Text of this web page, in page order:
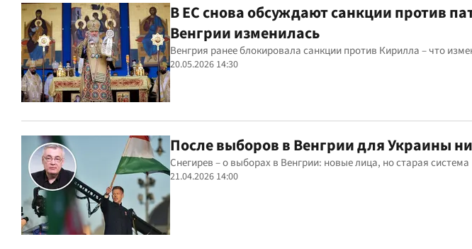
В ЕС снова обсуждают санкции против
Венгрии изменилась
Венгрия ранее блокировала санкции против Кирилла – что
20.05.2026 14:30
После выборов в Венгрии для Украины
Снегирев – о выборах в Венгрии: новые лица, но старая система
21.04.2026 14:00